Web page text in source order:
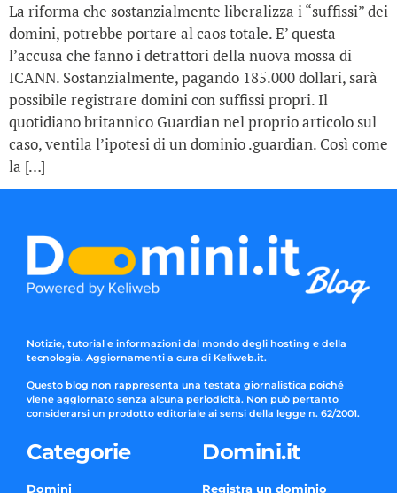
La riforma che sostanzialmente liberalizza i “suffissi” dei
domini, potrebbe portare al caos totale. E’ questa
l’accusa che fanno i detrattori della nuova mossa di
ICANN. Sostanzialmente, pagando 185.000 dollari, sarà
possibile registrare domini con suffissi propri. Il
quotidiano britannico Guardian nel proprio articolo sul
caso, ventila l’ipotesi di un dominio .guardian. Così come
la […]
Notizie, tutorial e informazioni dal mondo degli hosting e della
tecnologia. Aggiornamenti a cura di Keliweb.it.
Questo blog non rappresenta una testata giornalistica poiché
viene aggiornato senza alcuna periodicità. Non può pertanto
considerarsi un prodotto editoriale ai sensi della legge n. 62/2001.
Categorie
Domini
Domini.it
Registra un dominio